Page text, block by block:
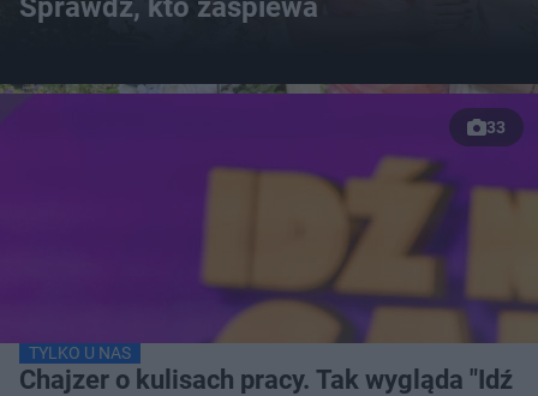
Sprawdź, kto zaśpiewa
33
TYLKO U NAS
Chajzer o kulisach pracy. Tak wygląda "Idź